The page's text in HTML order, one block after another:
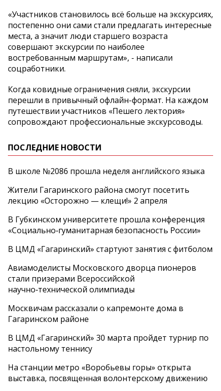
«Участников становилось всё больше на экскурсиях,
постепенно они сами стали предлагать интересные
места, а значит люди старшего возраста
совершают экскурсии по наиболее
востребованным маршрутам», - написали
соцработники.
Когда ковидные ограничения сняли, экскурсии
перешли в привычный офлайн-формат. На каждом
путешествии участников «Пешего лектория»
сопровождают профессиональные экскурсоводы.
ПОСЛЕДНИЕ НОВОСТИ
В школе №2086 прошла неделя английского языка
Жители Гагаринского района смогут посетить
лекцию «Осторожно — клещи!» 2 апреля
В Губкинском университете прошла конференция
«Социально‑гуманитарная безопасность России»
В ЦМД «Гагаринский» стартуют занятия с фитболом
Авиамоделисты Московского дворца пионеров
стали призерами Всероссийской
научно‑технической олимпиады
Москвичам рассказали о капремонте дома в
Гагаринском районе
В ЦМД «Гагаринский» 30 марта пройдет турнир по
настольному теннису
На станции метро «Воробьевы горы» открыта
выставка, посвященная волонтерскому движению